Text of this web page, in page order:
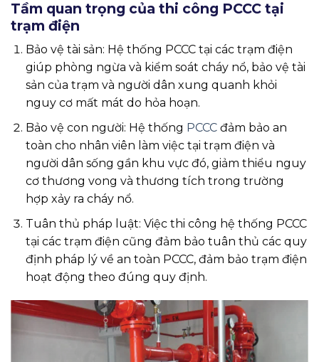
Tầm quan trọng của thi công PCCC tại
trạm điện
Bảo vệ tài sản: Hệ thống PCCC tại các trạm điện
giúp phòng ngừa và kiểm soát cháy nổ, bảo vệ tài
sản của trạm và người dân xung quanh khỏi
nguy cơ mất mát do hỏa hoạn.
Bảo vệ con người: Hệ thống PCCCđảm bảo an
toàn cho nhân viên làm việc tại trạm điện và
người dân sống gần khu vực đó, giảm thiểu nguy
cơ thương vong và thương tích trong trường
hợp xảy ra cháy nổ.
Tuân thủ pháp luật: Việc thi công hệ thống PCCC
tại các trạm điện cũng đảm bảo tuân thủ các quy
định pháp lý về an toàn PCCC, đảm bảo trạm điện
hoạt động theo đúng quy định.